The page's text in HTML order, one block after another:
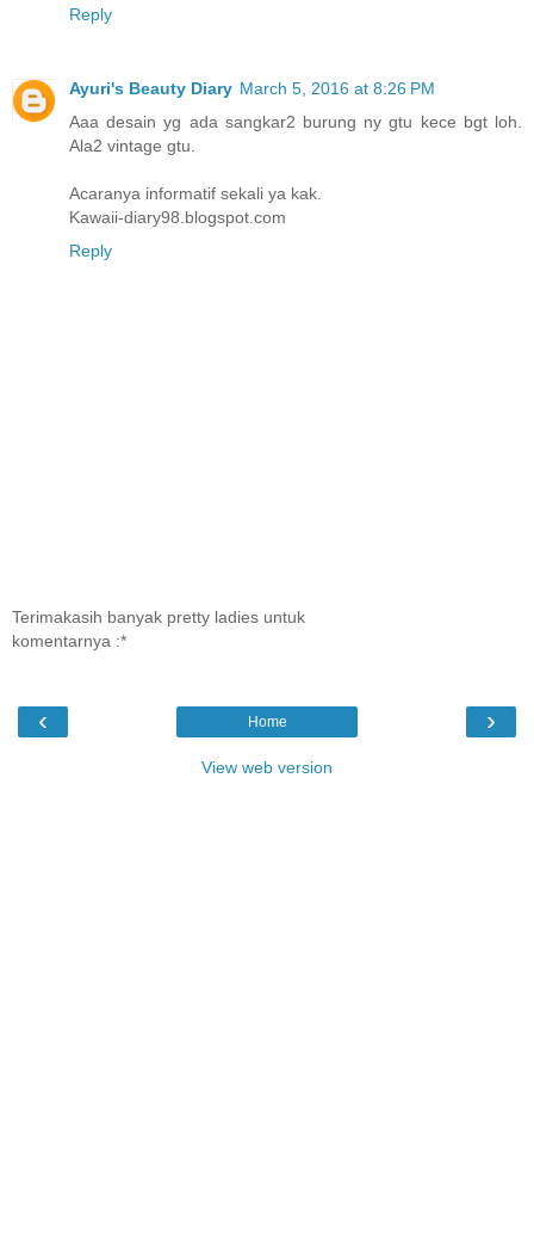
Reply
Ayuri's Beauty Diary March 5, 2016 at 8:26 PM
Aaa desain yg ada sangkar2 burung ny gtu kece bgt loh.
Ala2 vintage gtu.
Acaranya informatif sekali ya kak.
Kawaii-diary98.blogspot.com
Reply
Terimakasih banyak pretty ladies untuk
komentarnya :*
‹ ›
Home
View web version